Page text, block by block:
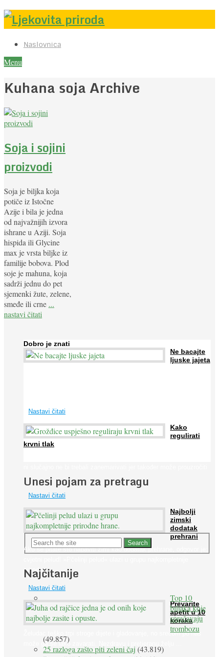
Naslovnica
Menu
Kuhana soja Archive
Soja i sojini
proizvodi
Soja je biljka koja
potiče iz Istočne
Azije i bila je jedna
od najvažnijih izvora
ishrane u Aziji. Soja
hispida ili Glycine
max je vrsta biljke iz
familije bobova. Plod
soje je mahuna, koja
sadrži jednu do pet
sjemenki žute, zelene,
smeđe ili crne ...
nastavi čitati
Dobro je znati
Ne bacajte
ljuske jajeta
Nastavi čitati
Kako
regulirati
krvni tlak
...
Nastavi čitati
Najbolji
zimski
dodatak
prehrani
Ako se pitate što nabaviti zimi kao dodatak prehrane, odgovor je:
prirodne ...
Nastavi čitati
Prevarite
apetit u 10
koraka
Želudac teško trpi stroge dijete i gladovanje, no srećom po nas
može ga se lako zavarati. Nezdravu i pretjeranu želju ...
Unesi pojam za pretragu
Najčitanije
Top 10
biljaka koje
sprečavaju
trombozu
(49.857)
25 razloga zašto piti zeleni čaj(43.819)